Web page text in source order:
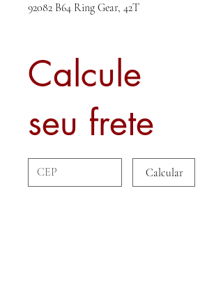
92082 B64 Ring Gear, 42T
Calcule
seu frete
Calcular